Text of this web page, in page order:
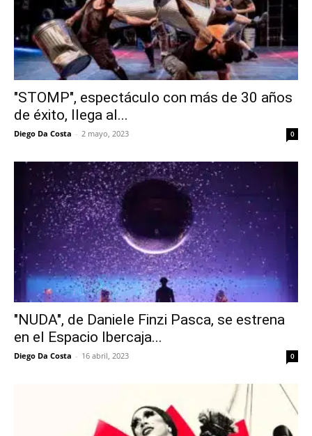
"STOMP", espectáculo con más de 30 años
de éxito, llega al...
Diego Da Costa - 2 mayo, 2023 0
"NUDA", de Daniele Finzi Pasca, se estrena
en el Espacio Ibercaja...
Diego Da Costa - 16 abril, 2023 0